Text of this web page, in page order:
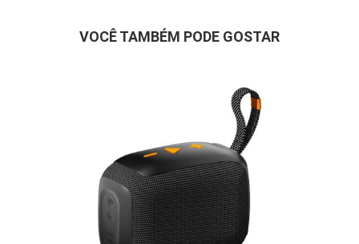
VOCÊ TAMBÉM PODE GOSTAR